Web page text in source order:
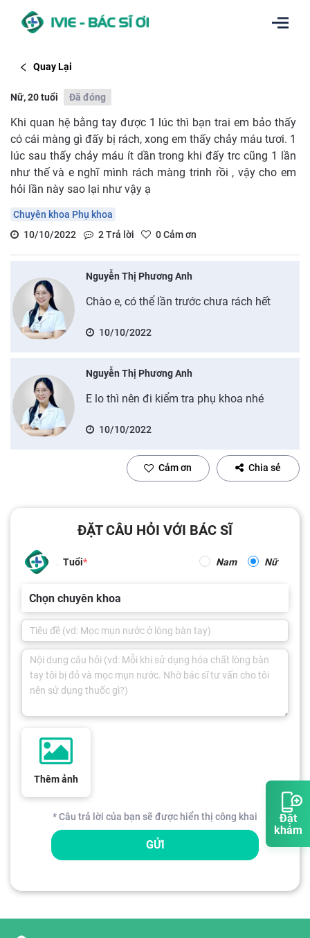
Đặt
khám
Quay Lại
Nữ, 20 tuổi Đã đóng
Khi quan hệ bằng tay được 1 lúc thì bạn trai em bảo thấy
có cái màng gì đấy bị rách, xong em thấy chảy máu tươi. 1
lúc sau thấy chảy máu ít dần trong khi đấy trc cũng 1 lần
như thế và e nghĩ mình rách màng trinh rồi , vậy cho em
hỏi lần này sao lại như vậy ạ
Chuyên khoa Phụ khoa
10/10/2022
2Trả lời 0Cảm ơn
Nguyễn Thị Phương Anh
Chào e, có thể lần trước chưa rách hết
10/10/2022
Nguyễn Thị Phương Anh
E lo thì nên đi kiểm tra phụ khoa nhé
10/10/2022
Cảm ơn Chia sẻ
ĐẶT CÂU HỎI VỚI BÁC SĨ
Tuổi Nam Nữ
Chọn chuyên khoa
Thêm ảnh
* Câu trả lời của bạn sẽ được hiển thị công khai
GỬI